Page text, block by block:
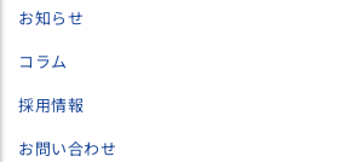
お知らせ
コラム
採用情報
お問い合わせ